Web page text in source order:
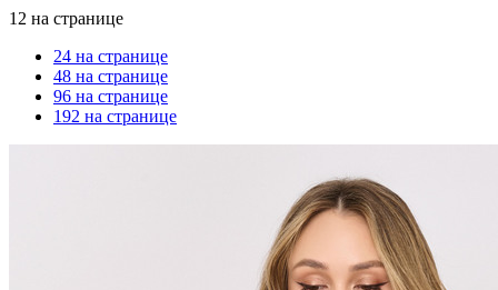
12 на странице
24 на странице
48 на странице
96 на странице
192 на странице